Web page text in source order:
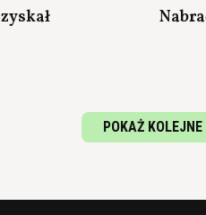
POKAŻ KOLEJNE